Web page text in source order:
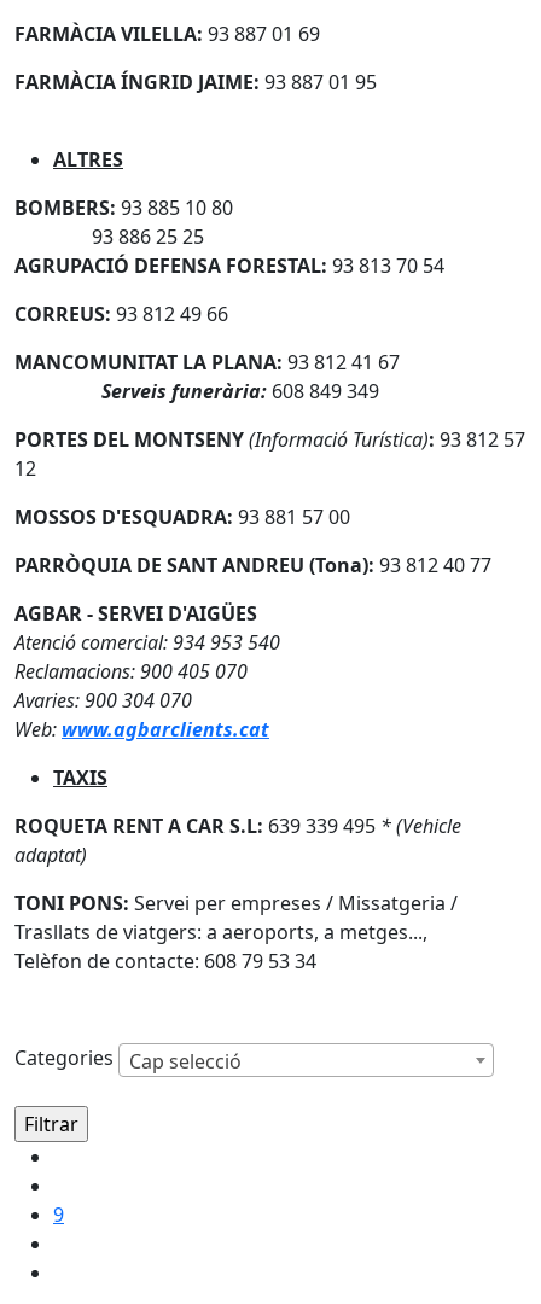
FARMÀCIA VILELLA: 93 887 01 69
FARMÀCIA ÍNGRID JAIME: 93 887 01 95
ALTRES
BOMBERS: 93 885 10 80
93 886 25 25
AGRUPACIÓ DEFENSA FORESTAL: 93 813 70 54
CORREUS: 93 812 49 66
MANCOMUNITAT LA PLANA: 93 812 41 67
Serveis funerària: 608 849 349
PORTES DEL MONTSENY(Informació Turística): 93 812 57
12
MOSSOS D'ESQUADRA: 93 881 57 00
PARRÒQUIA DE SANT ANDREU (Tona): 93 812 40 77
AGBAR - SERVEI D'AIGÜES
Atenció comercial: 934 953 540
Reclamacions: 900 405 070
Avaries: 900 304 070
Web: www.agbarclients.cat
TAXIS
ROQUETA RENT A CAR S.L: 639 339 495 * (Vehicle
adaptat)
TONI PONS: Servei per empreses / Missatgeria /
Trasllats de viatgers: a aeroports, a metges...,
Telèfon de contacte: 608 79 53 34
Categories Cap selecció
9